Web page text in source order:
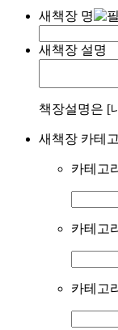
새책장 명
새책장 설명
책장설명은 [
새책장 카테
카테고리
카테고리
카테고리